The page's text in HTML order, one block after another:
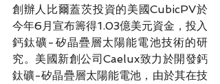
創辦人比爾蓋茨投資的美國CubicPV於
今年6月宣布籌得1.03億美元資金，投入
鈣鈦礦-矽晶疊層太陽能電池技術的研
究。美國新創公司Caelux致力於開發鈣
鈦礦-矽晶疊層太陽能電池，由於其在技